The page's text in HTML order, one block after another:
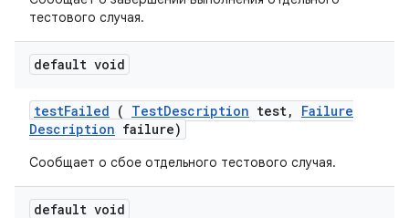
тестового случая.
default void
testFailed ( TestDescription test,
Failure
Description failure)
Сообщает о сбое отдельного тестового случая.
default void